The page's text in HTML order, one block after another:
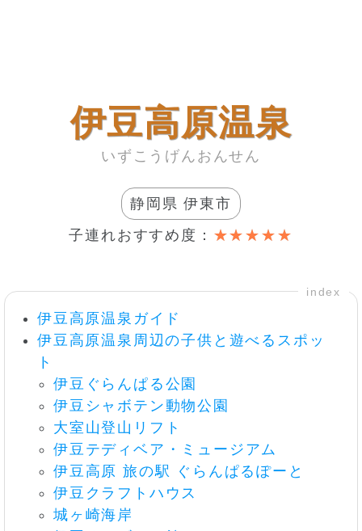
伊豆高原温泉
いずこうげんおんせん
静岡県 伊東市
子連れおすすめ度：
index
伊豆高原温泉ガイド
伊豆高原温泉周辺の子供と遊べるスポッ
ト
伊豆ぐらんぱる公園
伊豆シャボテン動物公園
大室山登山リフト
伊豆テディベア・ミュージアム
伊豆高原 旅の駅 ぐらんぱるぽーと
伊豆クラフトハウス
城ヶ崎海岸